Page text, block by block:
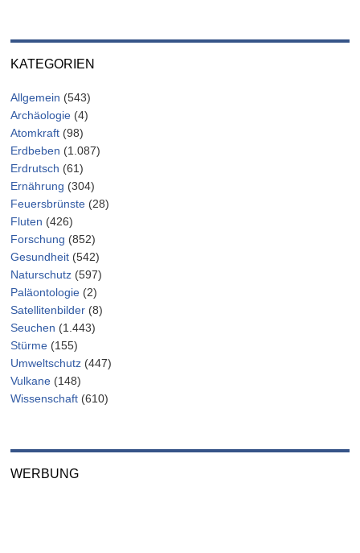
KATEGORIEN
Allgemein (543)
Archäologie (4)
Atomkraft (98)
Erdbeben (1.087)
Erdrutsch (61)
Ernährung (304)
Feuersbrünste (28)
Fluten (426)
Forschung (852)
Gesundheit (542)
Naturschutz (597)
Paläontologie (2)
Satellitenbilder (8)
Seuchen (1.443)
Stürme (155)
Umweltschutz (447)
Vulkane (148)
Wissenschaft (610)
WERBUNG